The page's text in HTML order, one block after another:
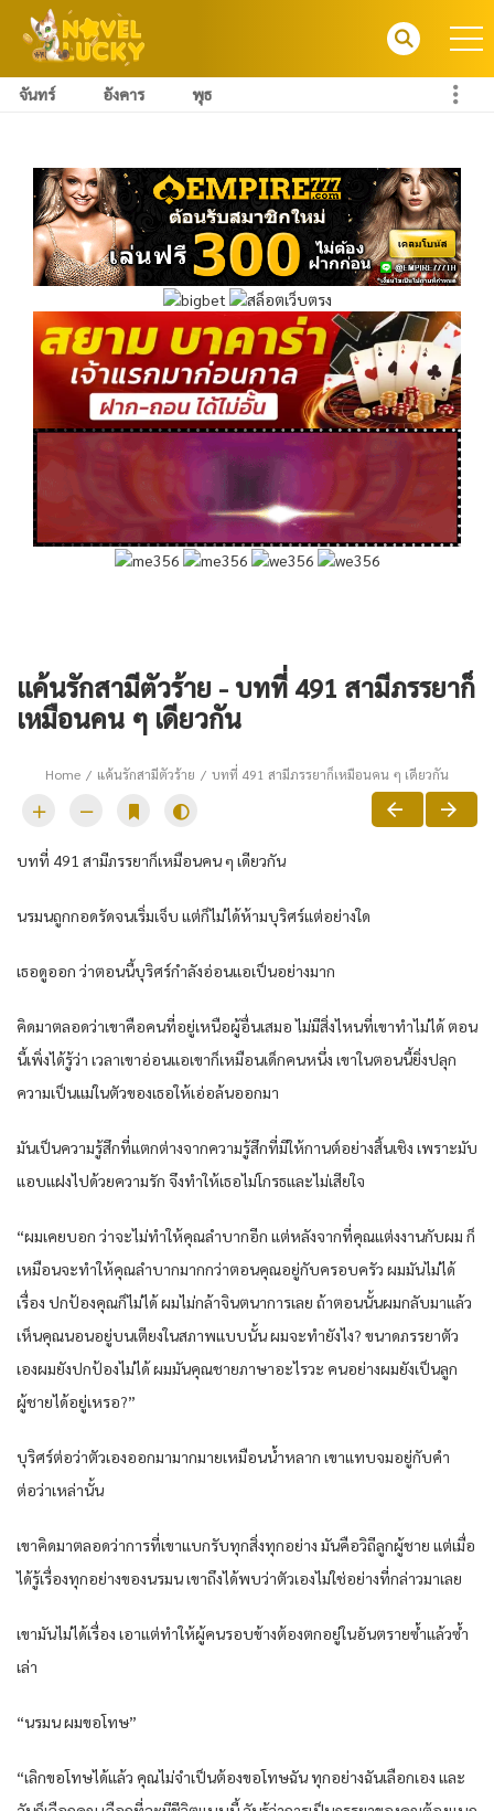
จันทร์ อังคาร พุธ
แค้นรักสามีตัวร้าย - บทที่ 491 สามีภรรยาก็
เหมือนคน ๆ เดียวกัน
Home แค้นรักสามีตัวร้าย บทที่ 491 สามีภรรยาก็เหมือนคน ๆ เดียวกัน
บทที่ 491 สามีภรรยาก็เหมือนคน ๆ เดียวกัน
นรมนถูกกอดรัดจนเริ่มเจ็บ แต่ก็ไม่ได้ห้ามบุริศร์แต่อย่างใด
เธอดูออก ว่าตอนนี้บุริศร์กำลังอ่อนแอเป็นอย่างมาก
คิดมาตลอดว่าเขาคือคนที่อยู่เหนือผู้อื่นเสมอ ไม่มีสิ่งไหนที่เขาทำไม่ได้ ตอน
นี้เพิ่งได้รู้ว่า เวลาเขาอ่อนแอเขาก็เหมือนเด็กคนหนึ่ง เขาในตอนนี้ยิ่งปลุก
ความเป็นแม่ในตัวของเธอให้เอ่อล้นออกมา
มันเป็นความรู้สึกที่แตกต่างจากความรู้สึกที่มีให้กานต์อย่างสิ้นเชิง เพราะมับ
แอบแฝงไปด้วยความรัก จึงทำให้เธอไม่โกรธและไม่เสียใจ
“ผมเคยบอก ว่าจะไม่ทำให้คุณลำบากอีก แต่หลังจากที่คุณแต่งงานกับผม ก็
เหมือนจะทำให้คุณลำบากมากกว่าตอนคุณอยู่กับครอบครัว ผมมันไม่ได้
เรื่อง ปกป้องคุณก็ไม่ได้ ผมไม่กล้าจินตนาการเลย ถ้าตอนนั้นผมกลับมาแล้ว
เห็นคุณนอนอยู่บนเตียงในสภาพแบบนั้น ผมจะทำยังไง? ขนาดภรรยาตัว
เองผมยังปกป้องไม่ได้ ผมมันคุณชายภาษาอะไรวะ คนอย่างผมยังเป็นลูก
ผู้ชายได้อยู่เหรอ?”
บุริศร์ต่อว่าตัวเองออกมามากมายเหมือนน้ำหลาก เขาแทบจมอยู่กับคำ
ต่อว่าเหล่านั้น
เขาคิดมาตลอดว่าการที่เขาแบกรับทุกสิ่งทุกอย่าง มันคือวิถีลูกผู้ชาย แต่เมื่อ
ได้รู้เรื่องทุกอย่างของนรมน เขาถึงได้พบว่าตัวเองไม่ใช่อย่างที่กล่าวมาเลย
เขามันไม่ได้เรื่อง เอาแต่ทำให้ผู้คนรอบข้างต้องตกอยู่ในอันตรายซ้ำแล้วซ้ำ
เล่า
“นรมน ผมขอโทษ”
“เลิกขอโทษได้แล้ว คุณไม่จำเป็นต้องขอโทษฉัน ทุกอย่างฉันเลือกเอง และ